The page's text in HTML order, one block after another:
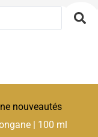
nouveautés
| 100 ml